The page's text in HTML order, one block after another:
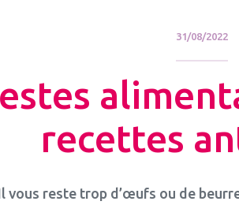
31/08/2022
recettes
vous reste trop d’œufs ou de